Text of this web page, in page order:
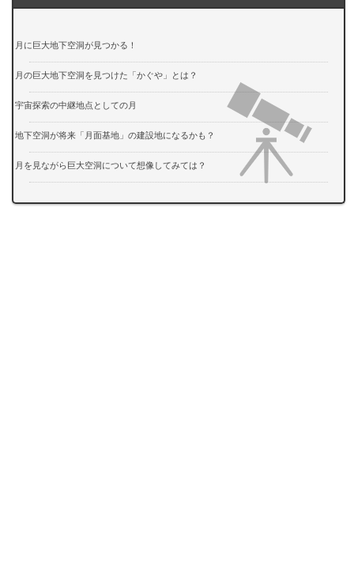
月に巨大地下空洞が見つかる！
月の巨大地下空洞を見つけた「かぐや」とは？
宇宙探索の中継地点としての月
地下空洞が将来「月面基地」の建設地になるかも？
月を見ながら巨大空洞について想像してみては？